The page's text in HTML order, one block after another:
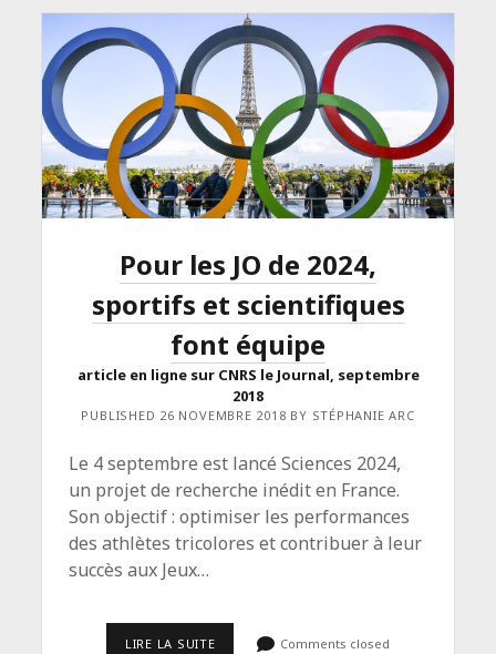
HISTOIRE
DE
LA
DOMINATION
SEXUELLE</SPAN>
<SPAN
CLASS="ENTRY-
SUBTITLE">INTERVIEW
CROISÉE
DE
PASCAL
BLANCHARD
ET
BOËTSCH
PARUE
DANS
CARNETS
DE
SCIENCE
#5</SPAN>
Pour les JO de 2024,
sportifs et scientifiques
font équipe
article en ligne sur CNRS le Journal, septembre
2018
PUBLISHED 26 NOVEMBRE 2018 BY STÉPHANIE ARC
Le 4 septembre est lancé Sciences 2024,
un projet de recherche inédit en France.
Son objectif : optimiser les performances
des athlètes tricolores et contribuer à leur
succès aux Jeux…
LIRE LA SUITE<SPAN
Comments closed